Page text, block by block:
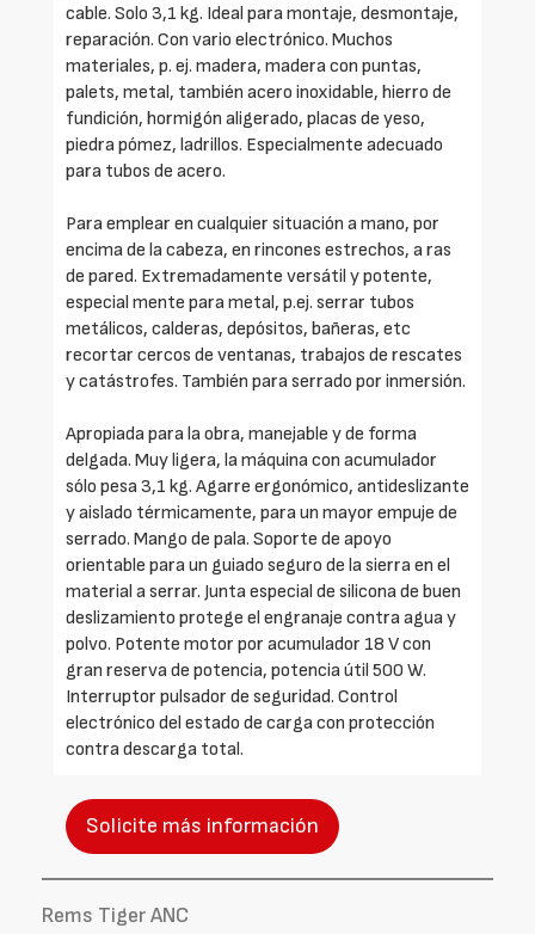
cable. Solo 3,1 kg. Ideal para montaje, desmontaje,
reparación. Con vario electrónico. Muchos
materiales, p. ej. madera, madera con puntas,
palets, metal, también acero inoxidable, hierro de
fundición, hormigón aligerado, placas de yeso,
piedra pómez, ladrillos. Especialmente adecuado
para tubos de acero.
Para emplear en cualquier situación a mano, por
encima de la cabeza, en rincones estrechos, a ras
de pared. Extremadamente versátil y potente,
especial mente para metal, p.ej. serrar tubos
metálicos, calderas, depósitos, bañeras, etc
recortar cercos de ventanas, trabajos de rescates
y catástrofes. También para serrado por inmersión.
Apropiada para la obra, manejable y de forma
delgada. Muy ligera, la máquina con acumulador
sólo pesa 3,1 kg. Agarre ergonómico, antideslizante
y aislado térmicamente, para un mayor empuje de
serrado. Mango de pala. Soporte de apoyo
orientable para un guiado seguro de la sierra en el
material a serrar. Junta especial de silicona de buen
deslizamiento protege el engranaje contra agua y
polvo. Potente motor por acumulador 18 V con
gran reserva de potencia, potencia útil 500 W.
Interruptor pulsador de seguridad. Control
electrónico del estado de carga con protección
contra descarga total.
Solicite más información
Rems Tiger ANC